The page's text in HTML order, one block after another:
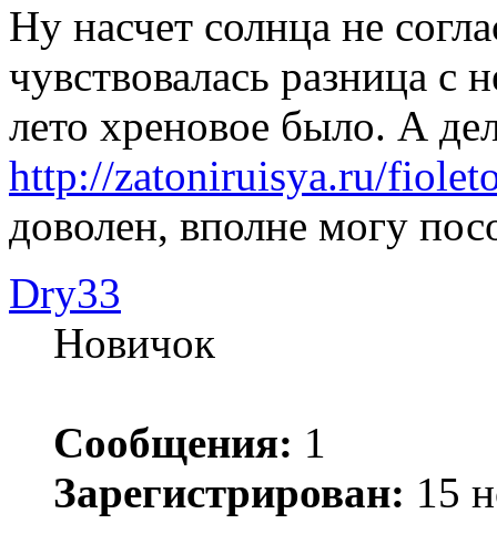
Ну насчет солнца не
чувствовалась разница с
лето хреновое было. А
http://zatoniruisya.ru/
доволен, вполне могу
Dry33
Новичок
Сообщения: 1
Зарегистрирован: 15